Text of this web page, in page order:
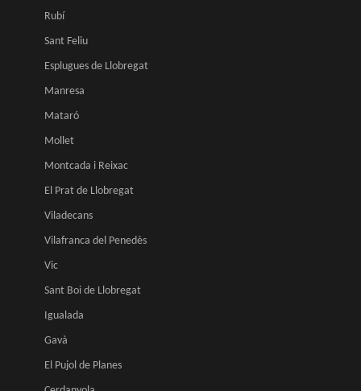
Rubí
Sant Feliu
Esplugues de Llobregat
Manresa
Mataró
Mollet
Montcada i Reixac
El Prat de Llobregat
Viladecans
Vilafranca del Penedès
Vic
Sant Boi de Llobregat
Igualada
Gavà
El Pujol de Planes